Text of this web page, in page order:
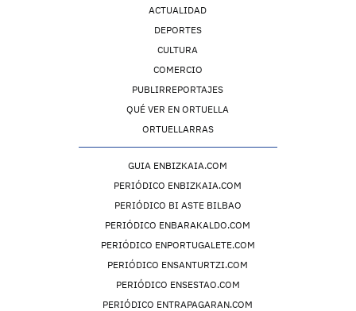
ACTUALIDAD
DEPORTES
CULTURA
COMERCIO
PUBLIRREPORTAJES
QUÉ VER EN ORTUELLA
ORTUELLARRAS
GUIA ENBIZKAIA.COM
PERIÓDICO ENBIZKAIA.COM
PERIÓDICO BI ASTE BILBAO
PERIÓDICO ENBARAKALDO.COM
PERIÓDICO ENPORTUGALETE.COM
PERIÓDICO ENSANTURTZI.COM
PERIÓDICO ENSESTAO.COM
PERIÓDICO ENTRAPAGARAN.COM